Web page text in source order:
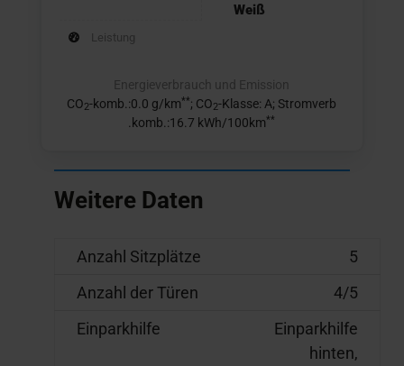
Leistung
Weiß
Energieverbrauch und Emission
CO2-komb.:0.0 g/km**; CO2-Klasse: A; Stromverb
.komb.:16.7 kWh/100km**
Weitere Daten
Anzahl Sitzplätze
5
Anzahl der Türen
4/5
Einparkhilfe
Einparkhilfe
hinten,